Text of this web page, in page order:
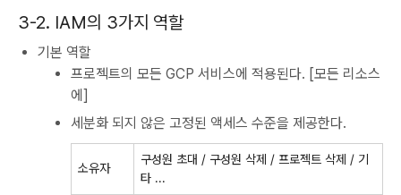
3-2. IAM의 3가지 역할
기본 역할
프로젝트의 모든 GCP 서비스에 적용된다. [모든 리소스
에]
세분화 되지 않은 고정된 액세스 수준을 제공한다.
소유자
구성원 초대 / 구성원 삭제 / 프로젝트 삭제 / 기
타 ...